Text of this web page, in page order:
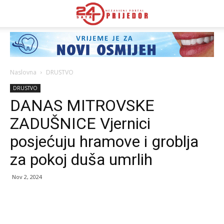
Naslovna DRUSTVO
DRUSTVO
DANAS MITROVSKE
ZADUŠNICE Vjernici
posjećuju hramove i groblja
za pokoj duša umrlih
Nov 2, 2024